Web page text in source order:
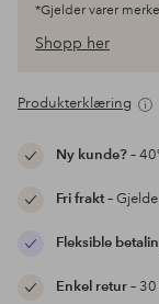
*Gjelder varer
Shopp her
Produkterklæring
Ny kunde?–
Fri frakt–
Fleksible
Enkel retur–